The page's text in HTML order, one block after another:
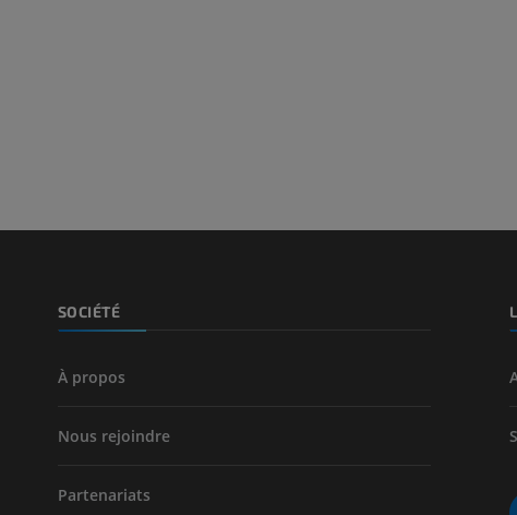
GRATUIT
SOCIÉTÉ
À propos
Nous rejoindre
Partenariats